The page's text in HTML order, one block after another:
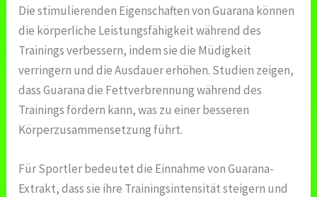
Die stimulierenden Eigenschaften von Guarana können
die körperliche Leistungsfähigkeit während des
Trainings verbessern, indem sie die Müdigkeit
verringern und die Ausdauer erhöhen. Studien zeigen,
dass Guarana die Fettverbrennung während des
Trainings fördern kann, was zu einer besseren
Körperzusammensetzung führt.
Für Sportler bedeutet die Einnahme von Guarana-
Extrakt, dass sie ihre Trainingsintensität steigern und